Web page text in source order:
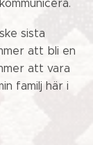
sista
att bli en
att vara
familj här i